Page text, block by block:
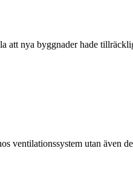
att nya byggnader hade
ventilationssystem utan även